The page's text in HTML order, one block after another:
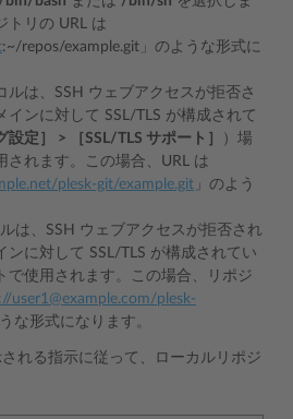
トリの URL は
:~/repos/example.git」のような形式に
ルは、SSH ウェブアクセスが拒否さ
インに対して SSL/TLS が構成されて
設定］ > ［SSL/TLS サポート］
）場
されます。この場合、URL は
plesk-git/example.git 」のよう
は、SSH ウェブアクセスが拒否され
ンに対して SSL/TLS が構成されてい
で使用されます。この場合、リポジ
user1@example.com/plesk-
な形式になります。
される指示に従って、ローカルリポジ